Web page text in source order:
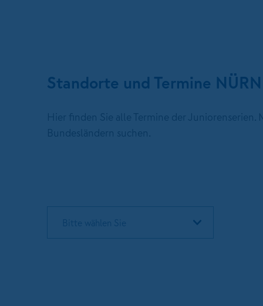
Standorte und Termine
Bitte wählen Sie